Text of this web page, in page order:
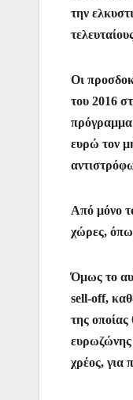
την
Οι
του 2016
πρόγραμμα
ευρώ τον
Από μόνο
χώρες,
Όμως το
sell-off,
της οποίας
ευρωζώνης
χρέος, για